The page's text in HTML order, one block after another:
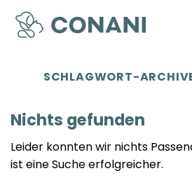
Zum
Inhalt
springen
SCHLAGWORT-
Nichts gefunden
Leider konnten wir nichts
ist eine Suche erfolgreicher.